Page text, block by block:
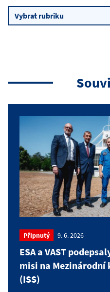
Rubriky
Připnutý 9. 6. 2026
ESA a VAST
misi na Mezinárodní
(ISS)